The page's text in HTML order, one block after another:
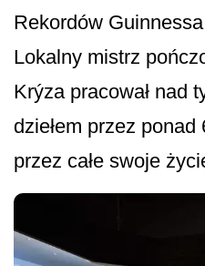
Rekordów
Lokalny mistrz
Krýza pracował nad
dziełem przez
przez całe swoje